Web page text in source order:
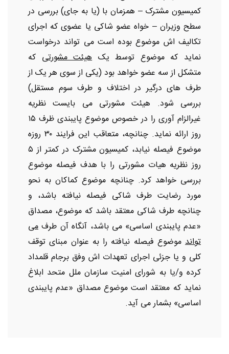
کمیسیون مشترک – همزمان با (یا به جای) بررسی در
سطح وزیران – خواه عضو شاکی یا عضوی که اجرای
تکالیف اش موضوع بوده است می تواند درخواست
نماید که موضوع توسط یکهیئت مشورتی که
متشکل از سه عضو خواهد بود (یکی از سوی هر یک از
طرف های درگیر در اختلاف و طرف سوم مستقل)
بررسی شود. هیئت مشورتی می بایست نظریه
غیرالزام آوری را در خصوص موضوع پایبندی ظرف ۱۵
روز ارائه نماید. چنانچه، متعاقب این فرایند ۳۰ روزه
موضوع فیصله نیابد، کمیسیون مشترک در کمتر از ۵
روز نظریه هیات مشورتی را با هدف فیصله موضوع
بررسی خواهد کرد. چنانچه موضوع کماکان به نحو
مورد رضایت طرف شاکی فیصله نیافته باشد، و
چنانچه طرف شاکی معتقد باشد که موضوع، مصداق
«عدم پایبندی اساسی» می باشد، آنگاه آن طرف می
تواند موضوع فیصله نیافته را به عنوان مبنای توقف
کلی و یا جزئی اجرای تعهدات اش وفق برجام قلمداد
کرده و/یا به شورای امنیت سازمان ملل متحد ابلاغ
نماید که معتقد است موضوع مصداق «عدم پایبندی
اساسی» بشمار می آید.